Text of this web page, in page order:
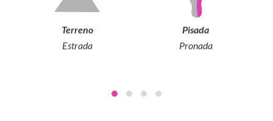
Terreno
Estrada
Pisada
Pronada